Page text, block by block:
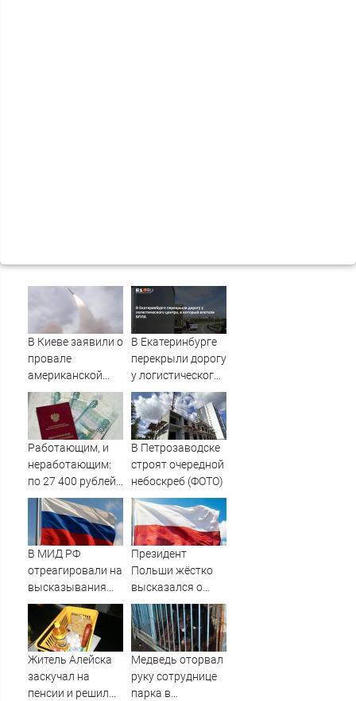
В Киеве заявили о
провале
американской
операции «Убей
лучника» против
России
В Екатеринбурге
перекрыли дорогу
у логистического
центра, в который
влетели БПЛА
Работающим, и
неработающим:
по 27 400 рублей
вручат
пенсионерам в
сентябре -
PrimaMedia.ru
В Петрозаводске
строят очередной
небоскреб (ФОТО)
В МИД РФ
отреагировали на
высказывания
властей Японии
про атаку на
Хиросиму
Президент
Польши жёстко
высказался о
бандеровцах и их
идеологии
Житель Алейска
заскучал на
пенсии и решил
Медведь оторвал
руку сотруднице
парка в